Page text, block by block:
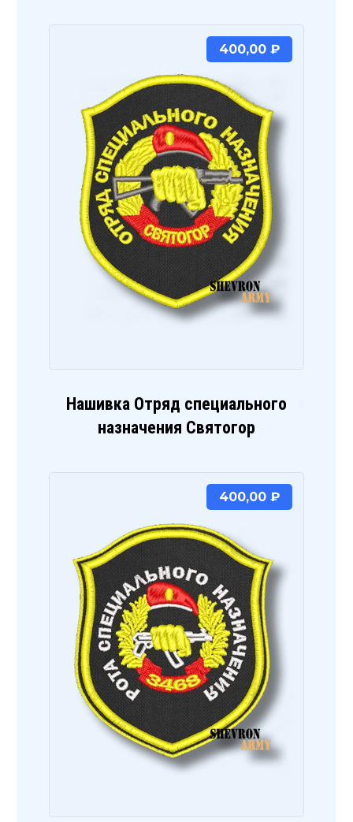
Нашивка Отряд специального
назначения Святогор
400,00 ₽
400,00 ₽